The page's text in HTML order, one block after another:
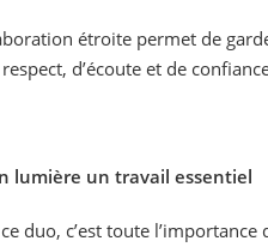
étroite permet de
d’écoute et de
lumière un travail essentiel
duo, c’est toute